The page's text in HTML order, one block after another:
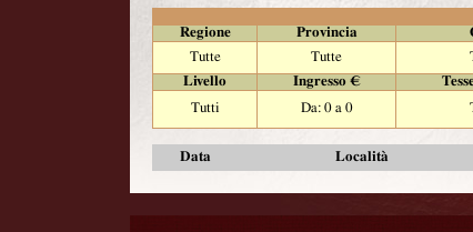
Regione
Provincia
Tutte
Tutte
Livello
Ingresso €
Tutti
Da: 0 a 0
Data Località